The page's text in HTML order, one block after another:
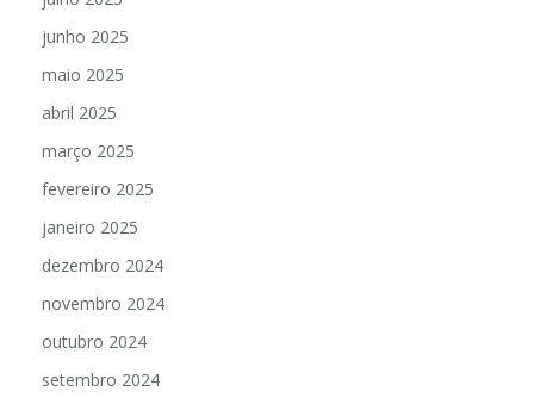
junho 2025
maio 2025
abril 2025
março 2025
fevereiro 2025
janeiro 2025
dezembro 2024
novembro 2024
outubro 2024
setembro 2024